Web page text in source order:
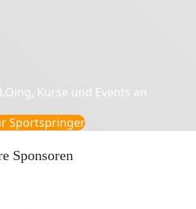
Kurse und Events an
Sportspringer
Sponsoren